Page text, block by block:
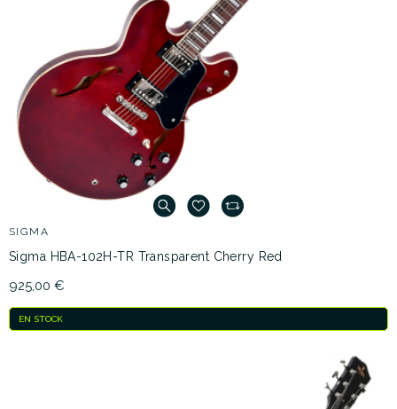
SIGMA
Sigma HBA-102H-TR Transparent Cherry Red
925,00 €
EN STOCK